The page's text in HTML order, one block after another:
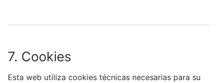
7. Cookies
Esta web utiliza cookies técnicas necesarias para su